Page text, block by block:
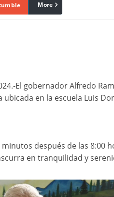
linkedin
More
El gobernador Alfredo
en la escuela Luis
después de las 8:00
en tranquilidad y